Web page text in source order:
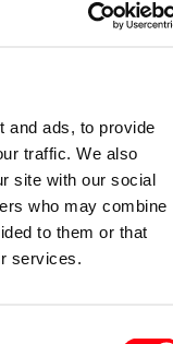
and ads, to provide
traffic. We also
site with our social
who may combine
to them or that
services.